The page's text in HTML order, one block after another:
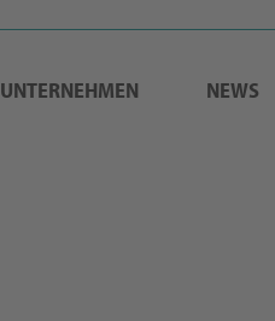
UNTERNEHMEN NEWS